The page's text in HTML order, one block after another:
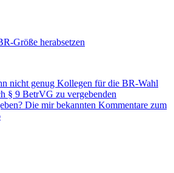
Größe herabsetzen
nicht genug Kollegen für die BR-Wahl
§ 9 BetrVG zu vergebenden
Die mir bekannten Kommentare zum